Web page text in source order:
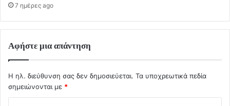
7 ημέρες ago
Αφήστε μια απάντηση
Η ηλ. διεύθυνση σας δεν δημοσιεύεται. Τα υποχρεωτικά πεδία
σημειώνονται με *